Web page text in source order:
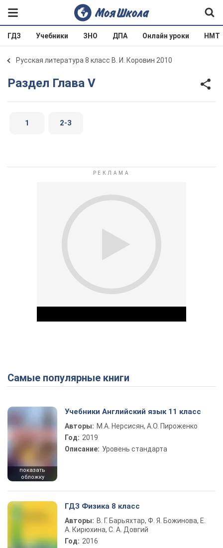
ГДЗ Учебники ЗНО ДПА Онлайн уроки НМТ
Русская литература 8 класс В. И. Коровин 2010
Раздел Глава V
1 2-3
Play Video
Самые популярные книги
показать
обложку
Учебники Английский язык 11 класс
Авторы: М.А. Нерсисян, А.О. Пироженко
Год: 2019
Описание: Уровень стандарта
ГДЗ Физика 8 класс
Авторы: В. Г. Барьяхтар, Ф. Я. Божинова, Е.
А. Кирюхина, С. А. Довгий
Год: 2016